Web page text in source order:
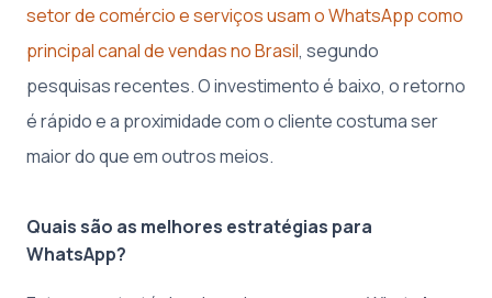
setor de comércio e serviços usam o WhatsApp como
principal canal de vendas no Brasil, segundo
pesquisas recentes. O investimento é baixo, o retorno
é rápido e a proximidade com o cliente costuma ser
maior do que em outros meios.
Quais são as melhores estratégias para
WhatsApp?